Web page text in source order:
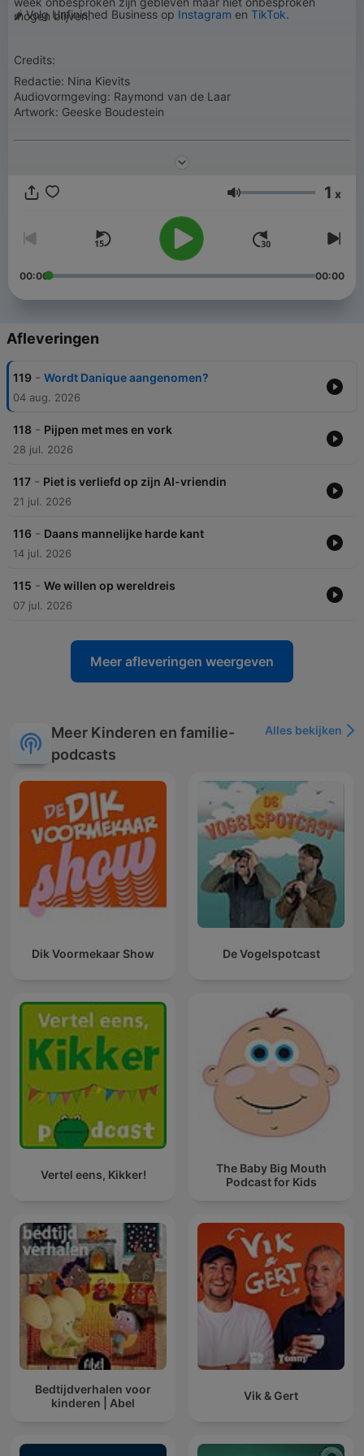
mogen blijven.
🌶️ Volg Unfinished Business op Instagram en TikTok.
Credits:
Redactie: Nina Kievits
Audiovormgeving: Raymond van de Laar
Artwork: Geeske Boudestein
Volume 1 x
00:00 00:00
Afleveringen
119 - Wordt Danique aangenomen?
04 aug. 2026
118 - Pijpen met mes en vork
28 jul. 2026
117 - Piet is verliefd op zijn AI-vriendin
21 jul. 2026
116 - Daans mannelijke harde kant
14 jul. 2026
115 - We willen op wereldreis
07 jul. 2026
Meer afleveringen weergeven
Meer Kinderen en familie-
podcasts
Alles bekijken
Dik Voormekaar Show De Vogelspotcast
Vertel eens, Kikker!
The Baby Big Mouth
Podcast for Kids
Bedtijdverhalen voor
kinderen | Abel
Vik & Gert